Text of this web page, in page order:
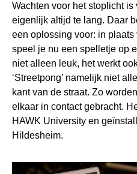
Wachten voor het stoplicht
eigenlijk altijd te lang. Daar
een oplossing voor: in
speel je nu een spelletje op
niet alleen leuk, het werkt
‘Streetpong’ namelijk niet
kant van de straat. Zo
elkaar in contact gebracht.
HAWK University en
Hildesheim.